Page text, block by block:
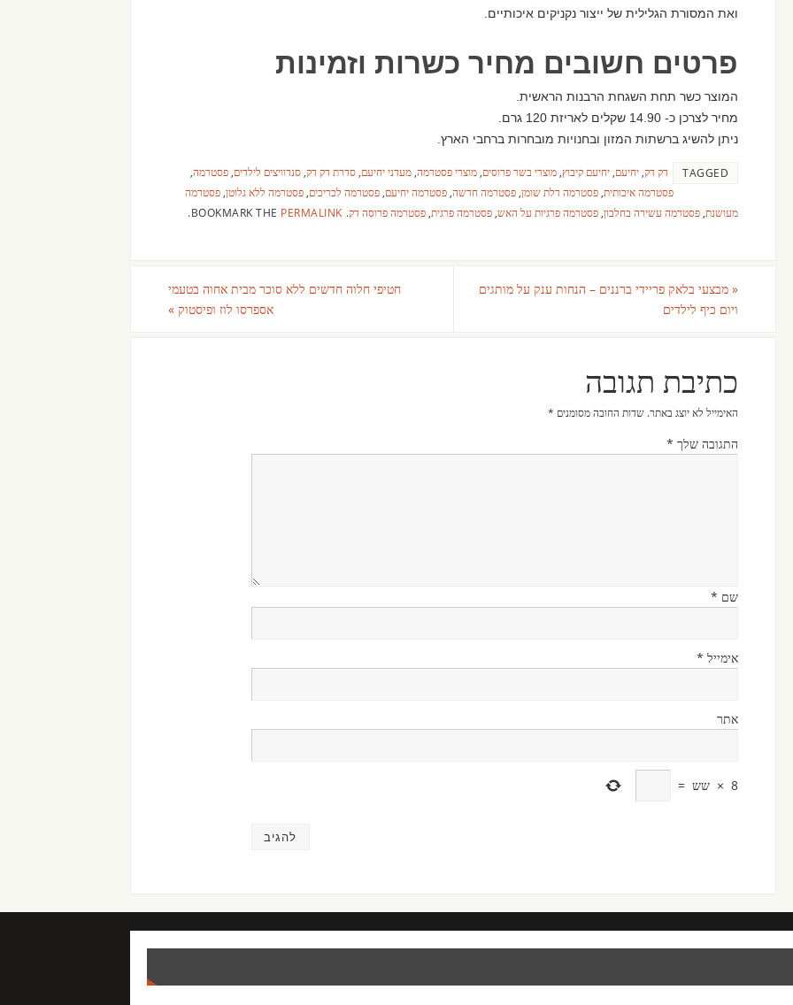
ואת המסורת הגלילית של ייצור נקניקים איכותיים.
פרטים חשובים מחיר כשרות וזמינות
המוצר כשר תחת השגחת הרבנות הראשית.
מחיר לצרכן כ- 14.90 שקלים לאריזת 120 גרם.
ניתן להשיג ברשתות המזון ובחנויות מובחרות ברחבי הארץ.
TAGGED דק דק יחיעם יחיעם קיבוץ מוצרי בשר פרוסים מוצרי פסטרמה מעדני יחיעם סדרת דק דק סנדוויצים לילדים פסטרמה
פסטרמה איכותית פסטרמה דלת שומן פסטרמה חדשה פסטרמה יחיעם פסטרמה לכריכים פסטרמה ללא גלוטן פסטרמה
מעושנת פסטרמה עשירה בחלבון פסטרמה פרגיות על האש פסטרמה פרגית פסטרמה פרוסה דק.
PERMALINK
.
« מבצעי בלאק פריידי ברננים – הנחות ענק על מותגים
ויום כיף לילדים
חטיפי חלוה חדשים ללא סוכר מבית אחוה בטעמי
אספרסו לוז ופיסטוק »
כתיבת תגובה
האימייל לא יוצג באתר. שדות החובה מסומנים *
התגובה שלך *
שם *
אימייל *
אתר
8
× שש =